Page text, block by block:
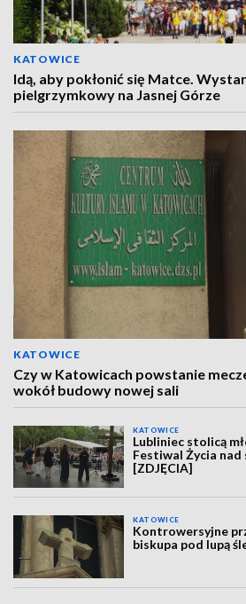
KATOWICE
Idą, aby pokłonić się Matce.
pielgrzymkowy na Jasnej Górze
KATOWICE
Czy w Katowicach powstanie
wokół budowy nowej sali
KATOWICE
Lubliniec stolicą
Festiwal Życia nad
[ZDJĘCIA]
KATOWICE
Kontrowersyjne
biskupa pod lupą